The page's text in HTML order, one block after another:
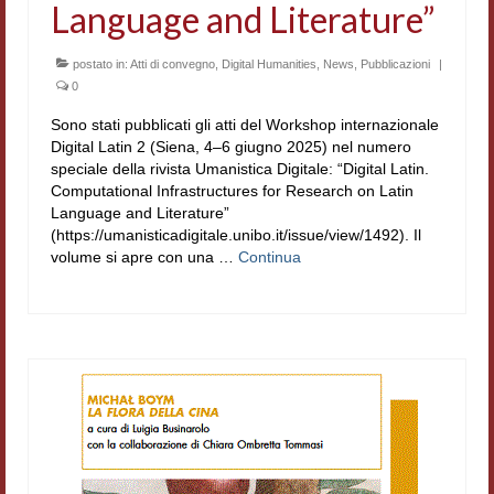
Filologia digitale
Lexicon
Corpus Rhythmorum Musicum
Lo studium aretino del ‘200
DIGIMED
Didattica
Master INFOTEXT
Language and Literature”
postato in: Atti di convegno Digital Humanities News Pubblicazioni
|
0
Sono stati pubblicati gli atti del Workshop internazionale
Digital Latin 2 (Siena, 4–6 giugno 2025) nel numero
speciale della rivista Umanistica Digitale: “Digital Latin.
Computational Infrastructures for Research on Latin
Language and Literature”
(https://umanisticadigitale.unibo.it/issue/view/1492). Il
volume si apre con una … Continua